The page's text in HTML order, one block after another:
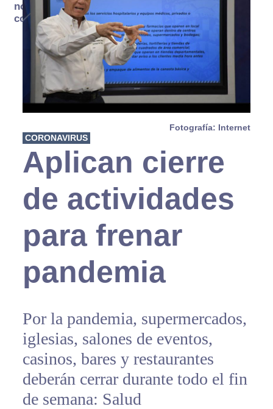
no se
consume
Fotografía: Internet
CORONAVIRUS
Aplican cierre
de actividades
para frenar
pandemia
Por la pandemia, supermercados,
iglesias, salones de eventos,
casinos, bares y restaurantes
deberán cerrar durante todo el fin
de semana: Salud